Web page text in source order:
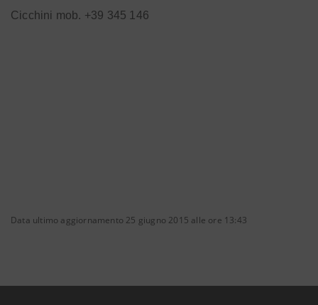
Cicchini mob. +39 345 146
Data ultimo aggiornamento 25 giugno 2015 alle ore 13:43